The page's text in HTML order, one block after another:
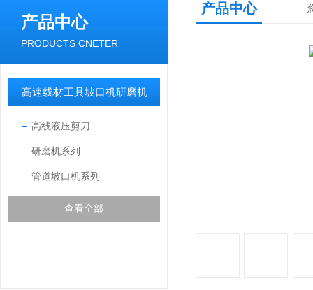
产品中心
PRODUCTS CNETER
高速线材工具坡口机研磨机
高线液压剪刀
研磨机系列
管道坡口机系列
查看全部
产品中心